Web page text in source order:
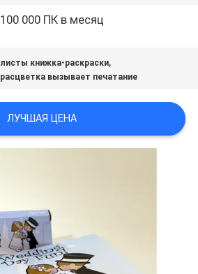
100 000 ПК в месяц
листы книжка-раскраски,
расцветка вызывает печатание
ЛУЧШАЯ ЦЕНА